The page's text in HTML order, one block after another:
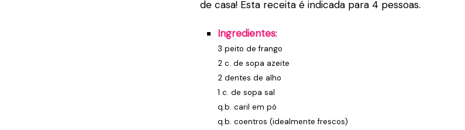
de casa! Esta receita é indicada para 4 pessoas.
Ingredientes:
3 peito de frango
2 c. de sopa azeite
2 dentes de alho
1 c. de sopa sal
q.b. caril em pó
q.b. coentros (idealmente frescos)